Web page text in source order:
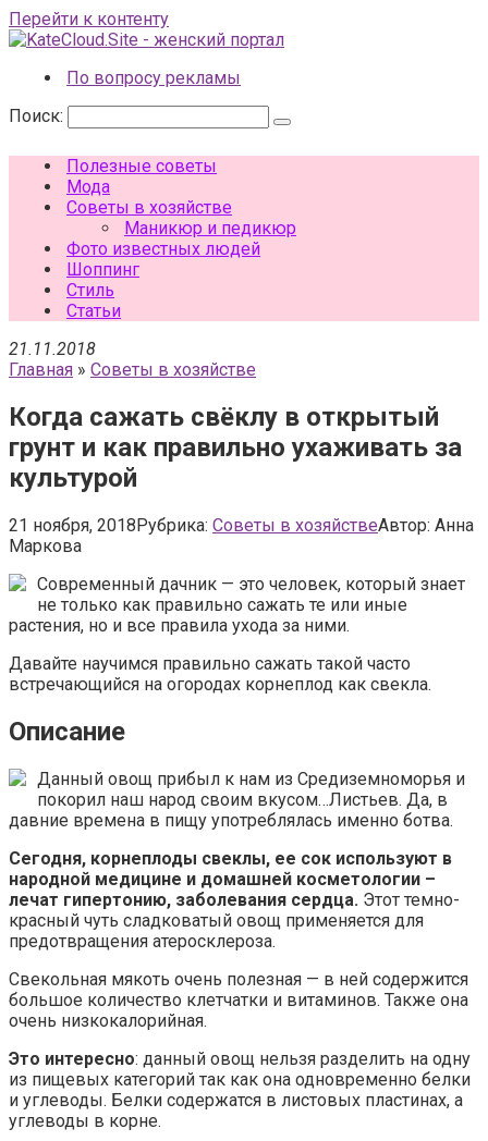
Перейти к контенту
По вопросу рекламы
Поиск:
Полезные советы
Мода
Советы в хозяйстве
Маникюр и педикюр
Фото известных людей
Шоппинг
Стиль
Статьи
21.11.2018
Главная » Советы в хозяйстве
Когда сажать свёклу в открытый
грунт и как правильно ухаживать за
культурой
21 ноября, 2018Рубрика: Советы в хозяйствеАвтор: Анна
Маркова
Современный дачник — это человек, который знает
не только как правильно сажать те или иные
растения, но и все правила ухода за ними.
Давайте научимся правильно сажать такой часто
встречающийся на огородах корнеплод как свекла.
Описание
Данный овощ прибыл к нам из Средиземноморья и
покорил наш народ своим вкусом…Листьев. Да, в
давние времена в пищу употреблялась именно ботва.
Сегодня, корнеплоды свеклы, ее сок используют в
народной медицине и домашней косметологии –
лечат гипертонию, заболевания сердца. Этот темно-
красный чуть сладковатый овощ применяется для
предотвращения атеросклероза.
Свекольная мякоть очень полезная — в ней содержится
большое количество клетчатки и витаминов. Также она
очень низкокалорийная.
Это интересно: данный овощ нельзя разделить на одну
из пищевых категорий так как она одновременно белки
и углеводы. Белки содержатся в листовых пластинах, а
углеводы в корне.